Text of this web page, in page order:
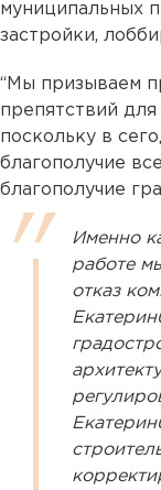
муниципальных
застройки,
“Мы призываем
препятствий
поскольку в
благополучие
благополучие
Именно
работе
отказ